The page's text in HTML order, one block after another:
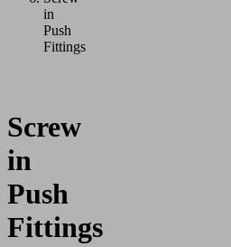
in
Push
Fittings
Screw
in
Push
Fittings